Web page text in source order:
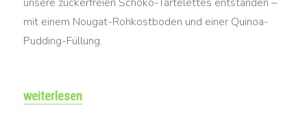
mit einem Nougat-Rohkostboden und einer Quinoa-
Pudding-Füllung.
„Zuckerfreie Schoko-Tartelettes (glutenfrei)“
weiterlesen